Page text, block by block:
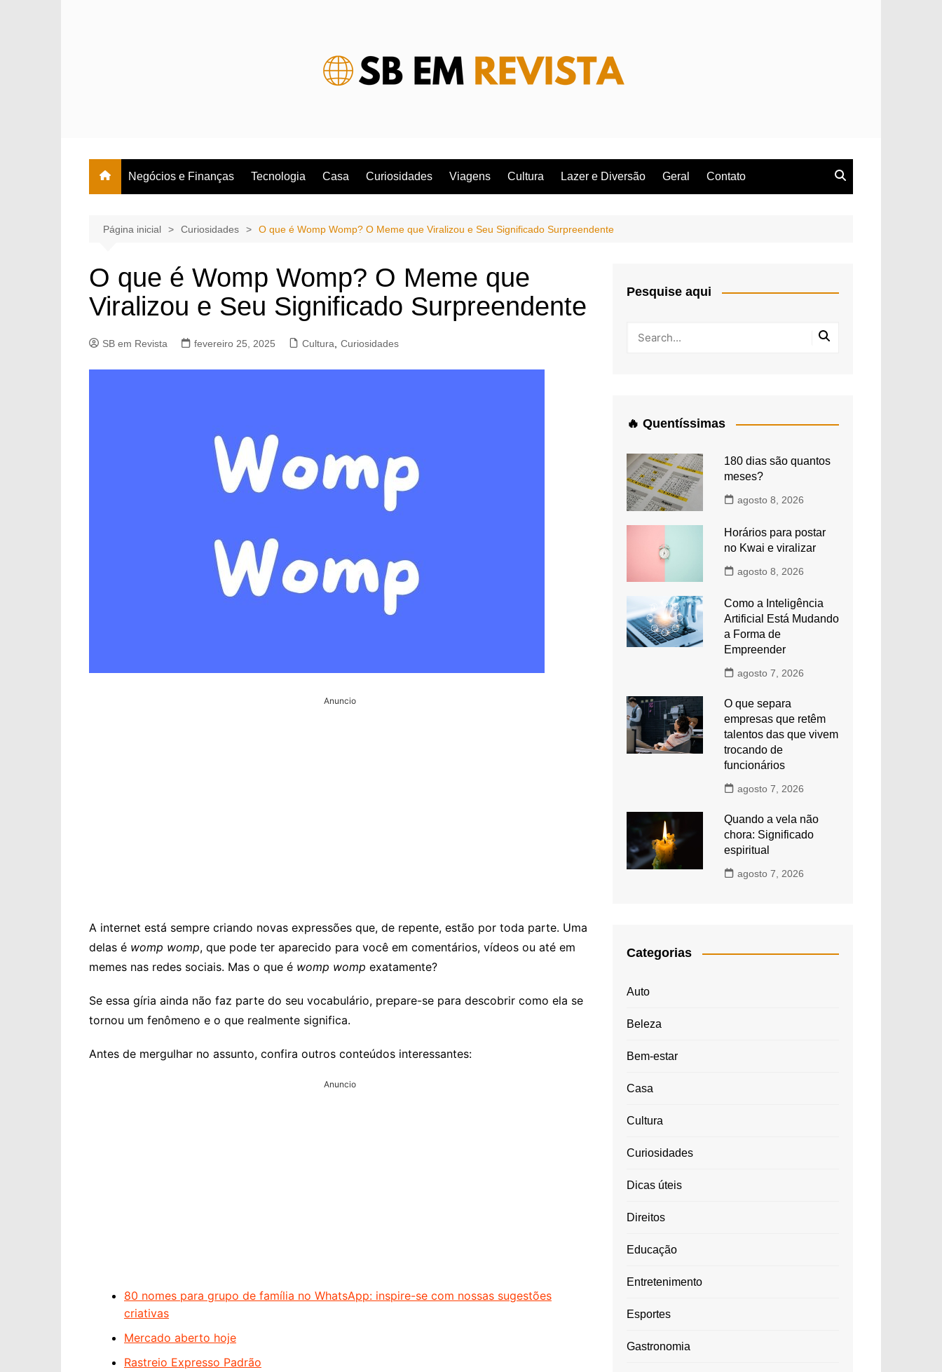
Negócios e Finanças Tecnologia Casa Curiosidades Viagens Cultura Lazer e Diversão Geral Contato
Página inicial Curiosidades O que é Womp Womp? O Meme que Viralizou e Seu Significado Surpreendente
O que é Womp Womp? O Meme que
Viralizou e Seu Significado Surpreendente
SB em Revista fevereiro 25, 2025 Cultura Curiosidades
Anuncio
A internet está sempre criando novas expressões que, de repente, estão por toda parte. Uma
delas é womp womp, que pode ter aparecido para você em comentários, vídeos ou até em
memes nas redes sociais. Mas o que é womp womp exatamente?
Se essa gíria ainda não faz parte do seu vocabulário, prepare-se para descobrir como ela se
tornou um fenômeno e o que realmente significa.
Antes de mergulhar no assunto, confira outros conteúdos interessantes:
Anuncio
80 nomes para grupo de família no WhatsApp: inspire-se com nossas sugestões
criativas
Mercado aberto hoje
Rastreio Expresso Padrão
Pesquise aqui
🔥 Quentíssimas
180 dias são quantos
meses?
agosto 8, 2026
Horários para postar
no Kwai e viralizar
agosto 8, 2026
Como a Inteligência
Artificial Está Mudando
a Forma de
Empreender
agosto 7, 2026
O que separa
empresas que retêm
talentos das que vivem
trocando de
funcionários
agosto 7, 2026
Quando a vela não
chora: Significado
espiritual
agosto 7, 2026
Categorias
Auto
Beleza
Bem-estar
Casa
Cultura
Curiosidades
Dicas úteis
Direitos
Educação
Entretenimento
Esportes
Gastronomia